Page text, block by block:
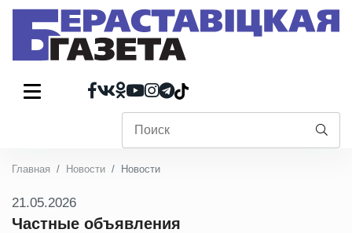
Главная Новости Новости
21.05.2026
Частные объявления